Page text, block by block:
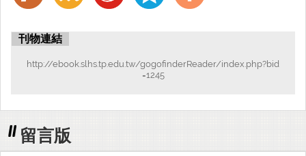
刊物連結
http://ebook.slhs.tp.edu.tw/gogofinderReader/index.php?bid
=1245
留言版